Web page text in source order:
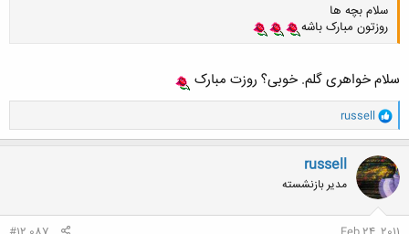
سلام بچه ها
روزتون مبارک باشه
سلام خواهری گلم. خوبی؟ روزت مبارک
و
ا
ک
ن
ش
ه
ا
russell
russell
مدیر بازنشسته